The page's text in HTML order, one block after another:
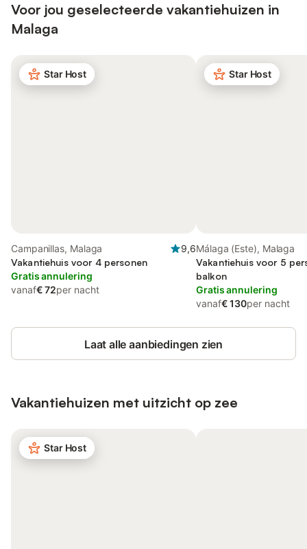
Voor jou geselecteerde vakantiehuizen in
Malaga
Star Host
Campanillas, Malaga
9,6
Vakantiehuis voor 4 personen
Gratis annulering
vanaf€ 72per nacht
Star Host
Málaga (Este), Malaga
Vakantiehuis voor 5
balkon
Gratis annulering
vanaf€ 130per nacht
Laat alle aanbiedingen zien
Vakantiehuizen met uitzicht op zee
Star Host